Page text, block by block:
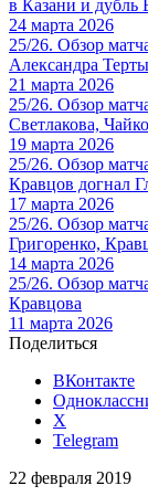
в Казани и дубль
24 марта 2026
25/26. Обзор
Александра
21 марта 2026
25/26. Обзор
Светлакова,
19 марта 2026
25/26. Обзор
Кравцов догнал
17 марта 2026
25/26. Обзор
Григоренко,
14 марта 2026
25/26. Обзор
Кравцова
11 марта 2026
Поделиться
ВКонтакте
X
Telegram
22 февраля 2019